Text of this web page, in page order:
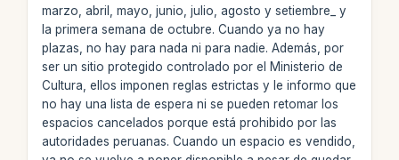
marzo, abril, mayo, junio, julio, agosto y setiembre_ y
la primera semana de octubre. Cuando ya no hay
plazas, no hay para nada ni para nadie. Además, por
ser un sitio protegido controlado por el Ministerio de
Cultura, ellos imponen reglas estrictas y le informo que
no hay una lista de espera ni se pueden retomar los
espacios cancelados porque está prohibido por las
autoridades peruanas. Cuando un espacio es vendido,